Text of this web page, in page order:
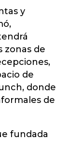
y
zonas de
de
donde
de
fundada